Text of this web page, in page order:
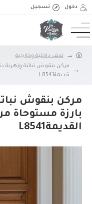
دخول تسجيل
تحف داخلية وخارجية
مركن بنقوش نباتية وزهرية
قديمةL8541
مركن بنقوش
بارزة مستوحاة
القديمةL8541